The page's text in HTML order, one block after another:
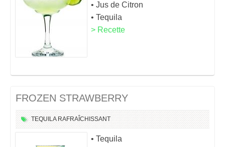
• Jus de Citron
• Tequila
> Recette
FROZEN STRAWBERRY
TEQUILA RAFRAÎCHISSANT
• Tequila